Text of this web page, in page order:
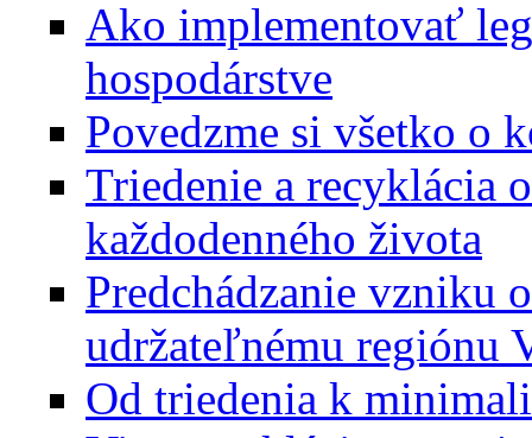
Ako implementovať
hospodárstve
Povedzme si všetko o
Triedenie a recyklácia
každodenného života
Predchádzanie vzniku
udržateľnému regiónu
Od triedenia k